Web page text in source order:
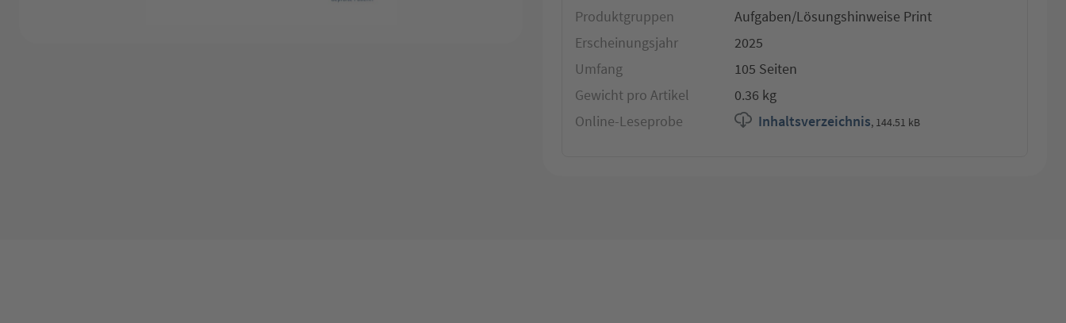
Produktgruppen
Aufgaben/Lösungshinweise Print
Erscheinungsjahr
2025
Umfang
105 Seiten
Gewicht pro Artikel
0.36 kg
Online-Leseprobe
Inhaltsverzeichnis, 144.51 kB